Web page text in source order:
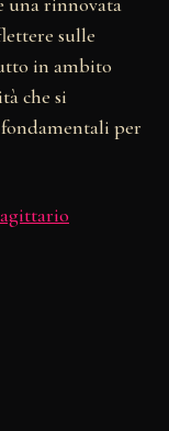
sulle
in ambito
che si
per